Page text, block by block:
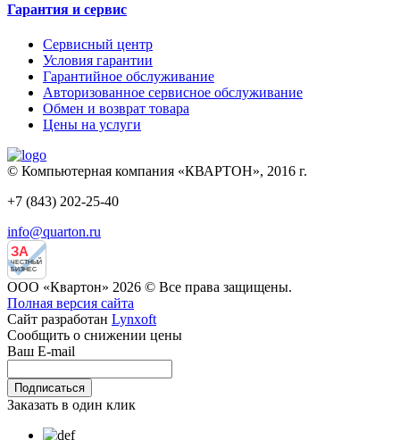
Гарантия и сервис
Сервисный центр
Условия гарантии
Гарантийное обслуживание
Авторизованное сервисное обслуживание
Обмен и возврат товара
Цены на услуги
© Компьютерная компания «КВАРТОН», 2016 г.
+7 (843) 202-25-40
info@quarton.ru
ЗА
ЧЕСТНЫЙ
БИЗНЕС
ООО «Квартон» 2026 © Все права защищены.
Полная версия сайта
Сайт разработан Lynxoft
Сообщить о снижении цены
Ваш E-mail
Заказать в один клик